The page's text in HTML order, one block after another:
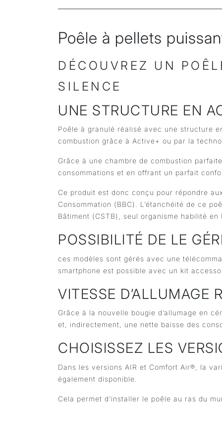
Poêle à pellets
DÉCOUVREZ UN
SILENCE
UNE STRUCTURE EN
Poêle à granulé réalisé avec une structure
combustion grâce à Active+ ou par la
Grâce à une chambre de combustion
consommations et en offrant un parfait
Ce produit est donc conçu pour répondre
Consommation (BBC). L’étanchéité de ce
Bâtiment (CSTB), seul organisme habilité
POSSIBILITÉ DE LE
ces modèles sont gérés avec une
smartphone est possible avec un kit
VITESSE D’ALLUMAGE
Grâce à la nouvelle bougie d’allumage en
et, indirectement, une nette baisse des
CHOISISSEZ LES
Dans les versions AIR et Comfort Air®, la
également disponible.
Cela permet d’installer le poêle au ras du